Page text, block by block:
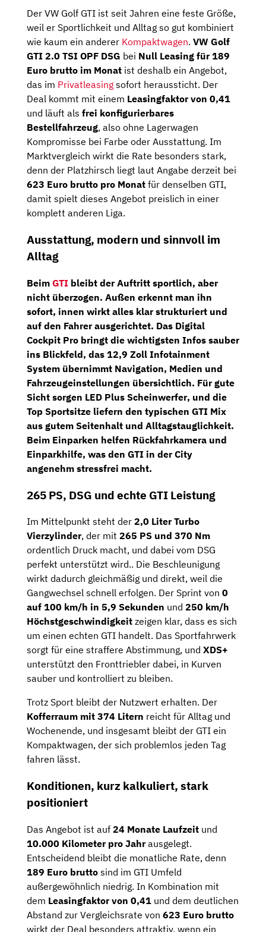
Der VW Golf GTI ist seit Jahren eine feste Größe,
weil er Sportlichkeit und Alltag so gut kombiniert
wie kaum ein anderer Kompaktwagen. VW Golf
GTI 2.0 TSI OPF DSG bei Null Leasing für 189
Euro brutto im Monat ist deshalb ein Angebot,
das im Privatleasing sofort heraussticht. Der
Deal kommt mit einem Leasingfaktor von 0,41
und läuft als frei konfigurierbares
Bestellfahrzeug, also ohne Lagerwagen
Kompromisse bei Farbe oder Ausstattung. Im
Marktvergleich wirkt die Rate besonders stark,
denn der Platzhirsch liegt laut Angabe derzeit bei
623 Euro brutto pro Monat für denselben GTI,
damit spielt dieses Angebot preislich in einer
komplett anderen Liga.
Ausstattung, modern und sinnvoll im
Alltag
Beim GTI bleibt der Auftritt sportlich, aber
nicht überzogen. Außen erkennt man ihn
sofort, innen wirkt alles klar strukturiert und
auf den Fahrer ausgerichtet. Das Digital
Cockpit Pro bringt die wichtigsten Infos sauber
ins Blickfeld, das 12,9 Zoll Infotainment
System übernimmt Navigation, Medien und
Fahrzeugeinstellungen übersichtlich. Für gute
Sicht sorgen LED Plus Scheinwerfer, und die
Top Sportsitze liefern den typischen GTI Mix
aus gutem Seitenhalt und Alltagstauglichkeit.
Beim Einparken helfen Rückfahrkamera und
Einparkhilfe, was den GTI in der City
angenehm stressfrei macht.
265 PS, DSG und echte GTI Leistung
Im Mittelpunkt steht der 2,0 Liter Turbo
Vierzylinder, der mit 265 PS und 370 Nm
ordentlich Druck macht, und dabei vom DSG
perfekt unterstützt wird.. Die Beschleunigung
wirkt dadurch gleichmäßig und direkt, weil die
Gangwechsel schnell erfolgen. Der Sprint von 0
auf 100 km/h in 5,9 Sekunden und 250 km/h
Höchstgeschwindigkeit zeigen klar, dass es sich
um einen echten GTI handelt. Das Sportfahrwerk
sorgt für eine straffere Abstimmung, und XDS+
unterstützt den Fronttriebler dabei, in Kurven
sauber und kontrolliert zu bleiben.
Trotz Sport bleibt der Nutzwert erhalten. Der
Kofferraum mit 374 Litern reicht für Alltag und
Wochenende, und insgesamt bleibt der GTI ein
Kompaktwagen, der sich problemlos jeden Tag
fahren lässt.
Konditionen, kurz kalkuliert, stark
positioniert
Das Angebot ist auf 24 Monate Laufzeit und
10.000 Kilometer pro Jahrausgelegt.
Entscheidend bleibt die monatliche Rate, denn
189 Euro brutto sind im GTI Umfeld
außergewöhnlich niedrig. In Kombination mit
dem Leasingfaktor von 0,41 und dem deutlichen
Abstand zur Vergleichsrate von 623 Euro brutto
wirkt der Deal besonders attraktiv, wenn ein